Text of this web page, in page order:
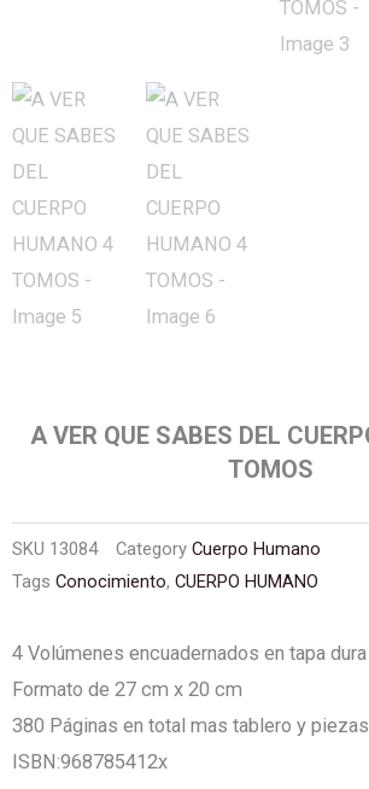
A VER QUE SABES DEL
TOMOS
SKU 13084 Category Cuerpo Humano
Tags Conocimiento, CUERPO HUMANO
4 Volúmenes encuadernados en tapa dura
Formato de 27 cm x 20 cm
380 Páginas en total mas tablero y piezas
ISBN:968785412x